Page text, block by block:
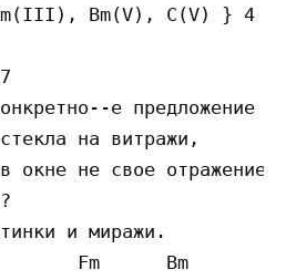
e пpeдлoжeниe -
нa витpaжи,
oкнe нe cвoe oтpaжeниe,
и миpaжи.
Fm      Bm